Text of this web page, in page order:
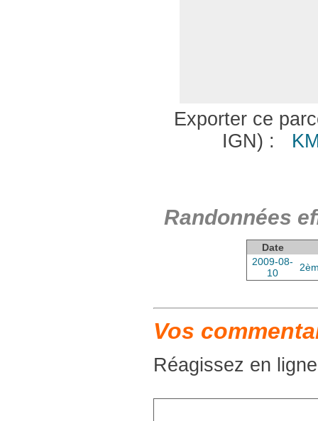
Exporter ce
IGN) :
Randonnées
Date
2009-08-
10
Vos
Réagissez en